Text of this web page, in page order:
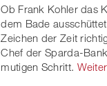
Ob Frank Kohler das
dem Bade
Zeichen der Zeit
Chef der Sparda-
mutigen Schritt.